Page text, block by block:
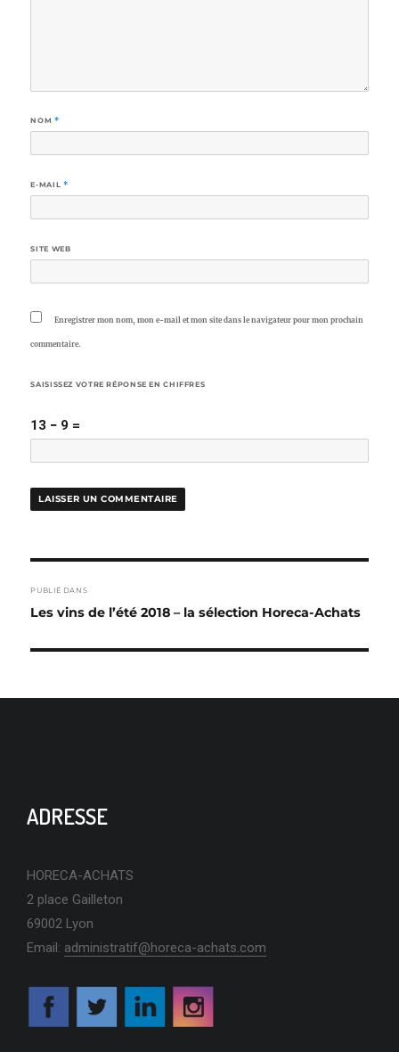
NOM *
E-MAIL *
SITE WEB
Enregistrer mon nom, mon e-mail et mon site dans le navigateur pour mon prochain
commentaire.
SAISISSEZ VOTRE RÉPONSE EN CHIFFRES
13 − 9 =
DE
PUBLIÉ DANS
Les vins de l’été 2018 – la sélection Horeca-Achats
ADRESSE
HORECA-ACHATS
2 place Gailleton
69002 Lyon
Email: administratif@horeca-achats.com